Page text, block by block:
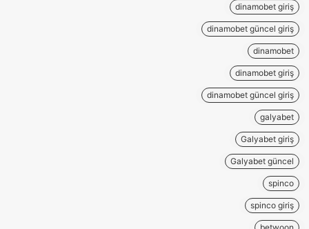
dinamobet giriş
dinamobet güncel giriş
dinamobet
dinamobet giriş
dinamobet güncel giriş
galyabet
Galyabet giriş
Galyabet güncel
spinco
spinco giriş